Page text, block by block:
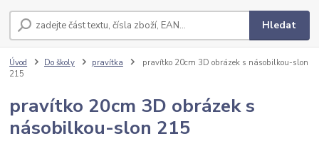
Hledat
Úvod Do školy pravítka
pravítko 20cm 3D obrázek s násobilkou-slon
215
pravítko 20cm 3D obrázek s
násobilkou-slon 215